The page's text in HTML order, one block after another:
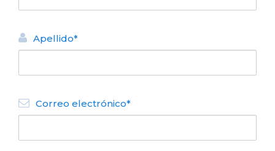
VOLVER
DEPARTAMENTO ALQUILER
N° de disposición:
Apellido*
Correo electrónico*